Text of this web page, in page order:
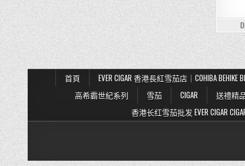
郁
與
力
量
的
象
徵
雪
茄：
濃
郁
與
力
量
的
象
徵
首頁 EVER CIGAR 香港長紅雪茄店｜COHIBA
高希霸世紀系列
雪茄 CIGAR 送禮精
香港长红雪茄批发 EVER CIGAR